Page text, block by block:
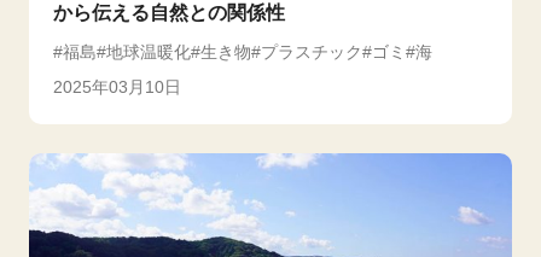
から伝える自然との関係性
福島 地球温暖化 生き物 プラスチック ゴミ
海
2025年03月10日